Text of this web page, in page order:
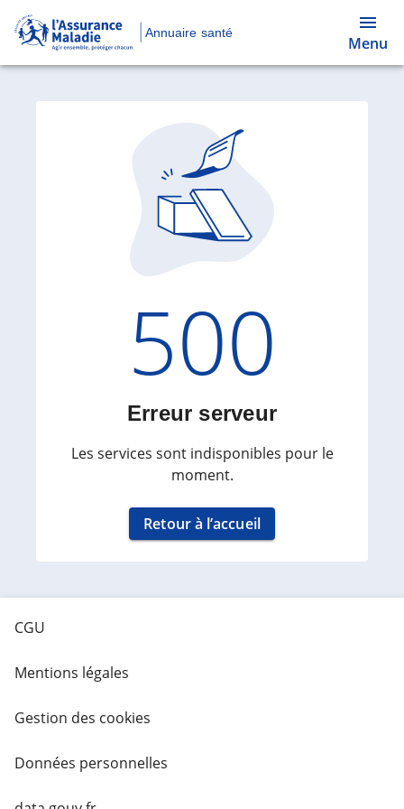
Annuaire santé
Menu
Code
500
Erreur serveur
Les services sont indisponibles pour le
moment.
Retour à l’accueil
CGU
Mentions légales
Gestion des cookies
Données personnelles